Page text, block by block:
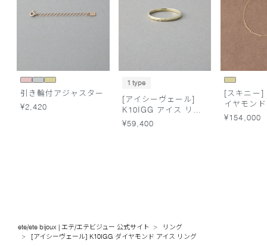
引き輪付アジャスター
¥2,420
1 type
[アイシーヴェール]
K10IGG アイス リン
グ
¥59,400
[スキニー]
イヤモン
スレット
¥154,000
ete/ete bijoux | エテ/エテビジュー 公式サイト
リング
[アイシーヴェール] K10IGG ダイヤモンド アイス リング